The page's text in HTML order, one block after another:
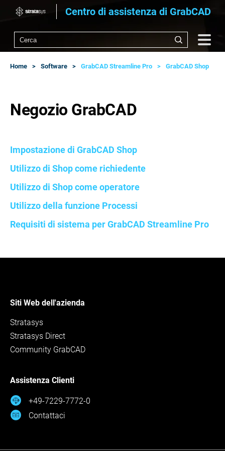
Centro di assistenza di GrabCAD
Home Software GrabCAD Streamline Pro GrabCAD Shop
Negozio GrabCAD
Impostazione di GrabCAD Shop
Utilizzo di Shop come richiedente
Utilizzo di Shop come operatore
Utilizzo della funzione Processi
Requisiti di sistema per GrabCAD Streamline Pro
Siti Web dell'azienda
Stratasys
Stratasys Direct
Community GrabCAD
Assistenza Clienti
+49-7229-7772-0
Contattaci